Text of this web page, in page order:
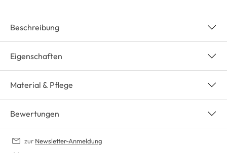
Beschreibung
Eigenschaften
Material & Pflege
Bewertungen
zur Newsletter-Anmeldung